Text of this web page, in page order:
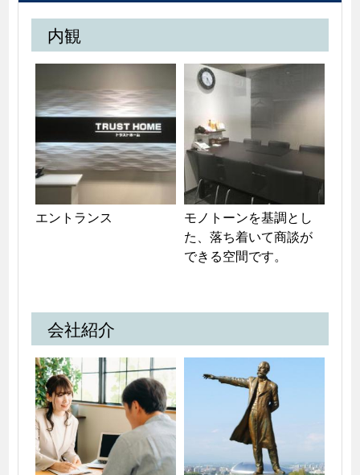
内観
エントランス
モノトーンを基調とし
た、落ち着いて商談が
できる空間です。
会社紹介